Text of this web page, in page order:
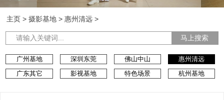
主页 >摄影基地 >惠州清远 >
马上搜索
广州基地 深圳东莞 佛山中山
惠州清远
广东其它
影视基地 特色场景 杭州基地